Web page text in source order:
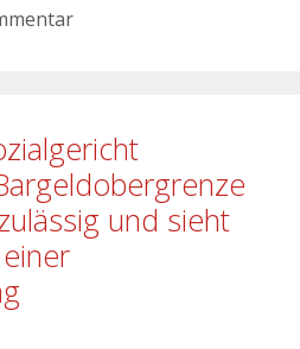
und sieht